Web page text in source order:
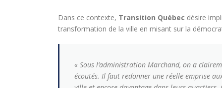
Dans ce contexte, Transition Québec désire
transformation de la ville en misant sur la
« Sous l’administration Marchand, on a
écoutés. Il faut redonner une réelle emprise